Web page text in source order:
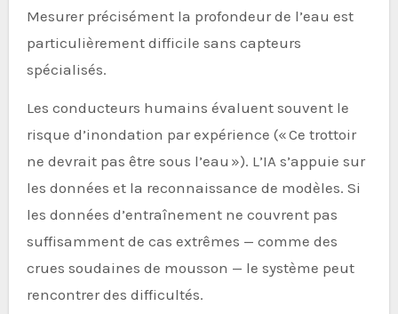
Mesurer précisément la profondeur de l’eau est
particulièrement difficile sans capteurs
spécialisés.
Les conducteurs humains évaluent souvent le
risque d’inondation par expérience (« Ce trottoir
ne devrait pas être sous l’eau »). L’IA s’appuie sur
les données et la reconnaissance de modèles. Si
les données d’entraînement ne couvrent pas
suffisamment de cas extrêmes — comme des
crues soudaines de mousson — le système peut
rencontrer des difficultés.